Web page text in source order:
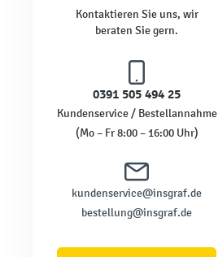
Kontaktieren Sie uns, wir
beraten Sie gern.
0391 505 494 25
Kundenservice / Bestellannahme
(Mo – Fr 8:00 – 16:00 Uhr)
kundenservice@insgraf.de
bestellung@insgraf.de